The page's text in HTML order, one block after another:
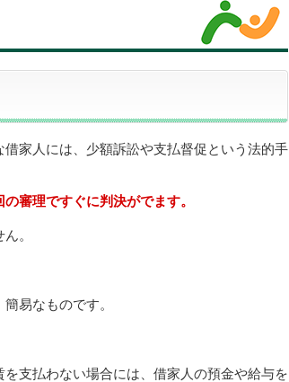
家人には、少額訴訟や支払督促という法的手
審理ですぐに判決がでます。
。
易なものです。
支払わない場合には、借家人の預金や給与を